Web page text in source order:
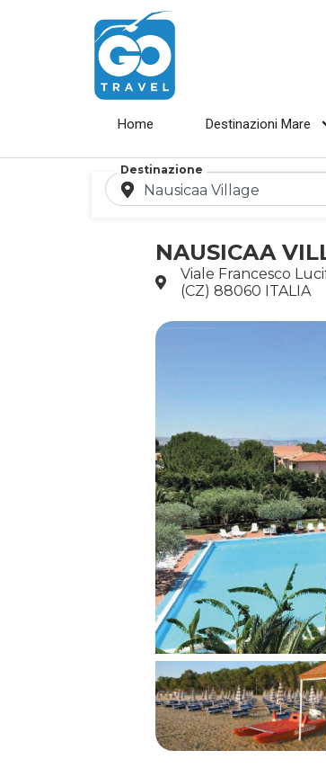
Home Destinazioni Mare
Destinazione
NAUSICAA
Viale Francesco
(CZ) 88060 ITALIA